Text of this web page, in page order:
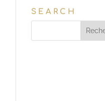
SEARCH